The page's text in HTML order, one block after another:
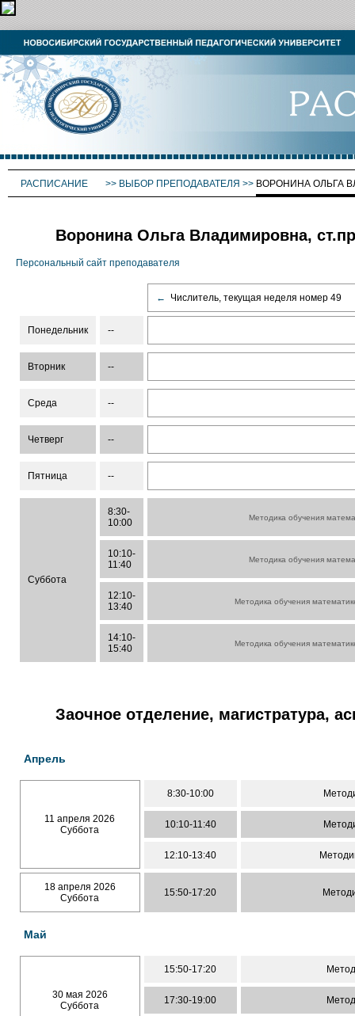
РАСПИСАНИЕ >> ВЫБОР ПРЕПОДАВАТЕЛЯ >> ВОРОНИНА ОЛЬГА
Воронина Ольга Владимировна,
Персональный сайт преподавателя
← Числитель, текущая неделя номер 49
Понедельник --
Вторник --
Среда --
Четверг --
Пятница --
Суббота
8:30-
10:00
Методика обучения
10:10-
11:40
Методика обучения
12:10-
13:40
Методика обучения
14:10-
15:40
Методика обучения
Заочное отделение, магистратура,
Апрель
11 апреля 2026
Суббота
8:30-10:00
10:10-11:40
12:10-13:40
18 апреля 2026
Суббота
15:50-17:20
Май
30 мая 2026
Суббота
15:50-17:20
17:30-19:00